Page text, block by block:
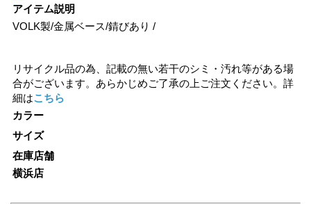
アイテム説明
VOLK製/金属ベース/錆びあり /
リサイクル品の為、記載の無い若干のシミ・汚れ等がある場
合がございます。あらかじめご了承の上ご注文ください。詳
細はこちら
カラー
サイズ
在庫店舗
横浜店